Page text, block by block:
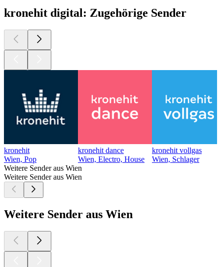
kronehit digital: Zugehörige Sender
kronehit
Wien, Pop
kronehit dance
Wien, Electro, House
kronehit vollgas
Wien, Schlager
Weitere Sender aus Wien
Weitere Sender aus Wien
Weitere Sender aus Wien